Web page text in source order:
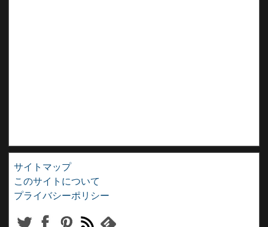
サイトマップ
このサイトについて
プライバシーポリシー